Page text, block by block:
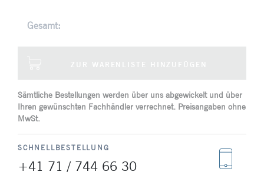
Gesamt:
Sämtliche Bestellungen werden über uns abgewickelt und über
Ihren gewünschten Fachhändler verrechnet. Preisangaben ohne
MwSt.
SCHNELLBESTELLUNG
+41 71 / 744 66 30